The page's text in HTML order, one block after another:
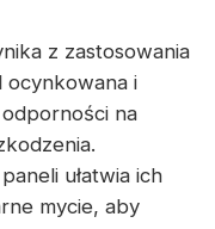
z zastosowania
ocynkowana i
na
ułatwia ich
mycie, aby